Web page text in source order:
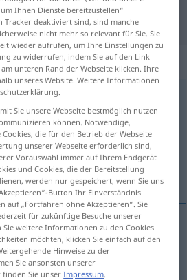
Übersetzung
anklicken/antippen)
Ihnen Dienste bereitzustellen“
Tracker deaktiviert sind, sind manche
nicht mehr so relevant für Sie. Sie
wieder aufrufen, um Ihre Einstellungen zu
zu widerrufen, indem Sie auf den Link
unteren Rand der Webseite klicken. Ihre
unseres Website. Weitere Informationen
Sie unsere Webseite bestmöglich nutzen
können. Notwendige,
die für den Betrieb der Webseite
unserer Webseite erforderlich sind,
Vorauswahl immer auf Ihrem Endgerät
und Cookies, die der Bereitstellung
werden nur gespeichert, wenn Sie uns
Button Ihr Einverständnis
auf „Fortfahren ohne Akzeptieren“. Sie
für zukünftige Besuche unserer
weitere Informationen zu den Cookies
möchten, klicken Sie einfach auf den
Hinweise zu der
Sie ansonsten unserer
finden Sie unserImpressum.